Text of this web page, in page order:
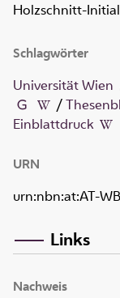
Holzschnitt-
Schlagwörter
Universität Wien
/
Einblattdruck
URN
urn:nbn:at:AT-
Links
Nachweis